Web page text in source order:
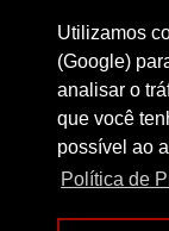
Utilizamos
(Google)
analisar o
que você
possível ao
Política de